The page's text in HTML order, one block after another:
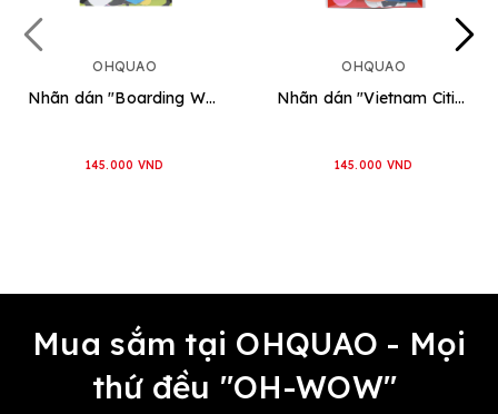
OHQUAO
Nhãn dán "Boarding World"
145.000 VND
OHQUAO
Nhãn dán "Vietnam Cities"
145.000 VND
Mua sắm tại OHQUAO - Mọi
thứ đều "OH-WOW"